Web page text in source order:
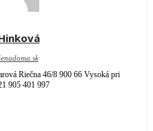
Riečna 46/8 900 66 Vysoká pri
905 401 997